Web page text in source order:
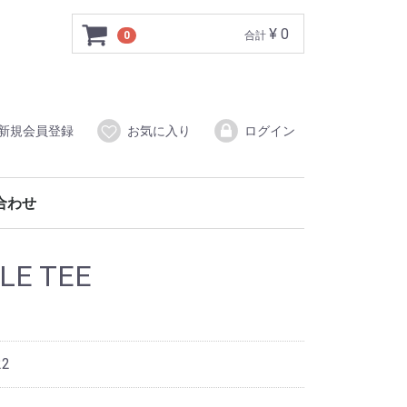
0 合計 ¥ 0
規会員登録 お気に入り ログイン
わせ
TEE